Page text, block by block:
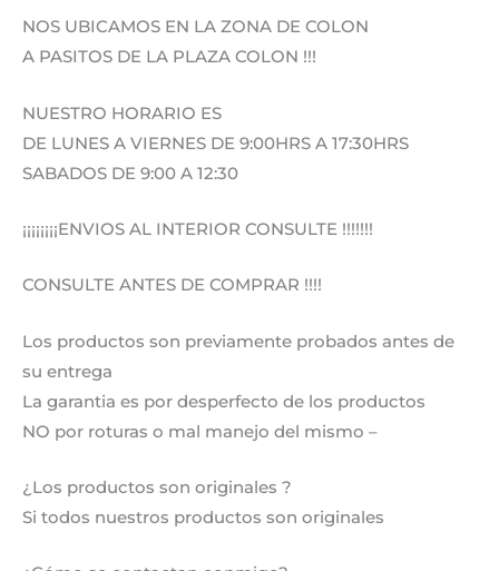
NOS UBICAMOS EN LA ZONA DE COLON
A PASITOS DE LA PLAZA COLON !!!
NUESTRO HORARIO ES
DE LUNES A VIERNES DE 9:00HRS A 17:30HRS
SABADOS DE 9:00 A 12:30
¡¡¡¡¡¡¡¡ENVIOS AL INTERIOR CONSULTE !!!!!!!
CONSULTE ANTES DE COMPRAR !!!!
Los productos son previamente probados antes de
su entrega
La garantia es por desperfecto de los productos
NO por roturas o mal manejo del mismo –
¿Los productos son originales ?
Si todos nuestros productos son originales